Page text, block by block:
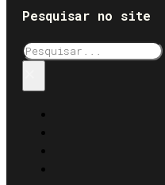
Pesquisar no site
Pesquisar